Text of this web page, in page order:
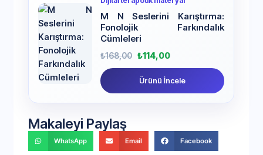
M N Seslerini Karıştırma:
Fonolojik Farkındalık
Cümleleri
₺168,00 ₺114,00
Ürünü İncele
Makaleyi Paylaş
WhatsApp Email Facebook